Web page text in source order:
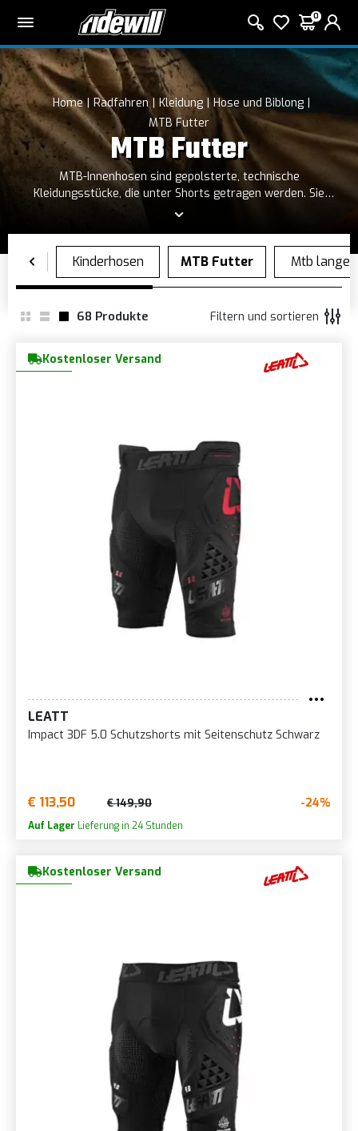
0
Home Radfahren Kleidung
Hose und Biblong
MTB Futter
MTB Futter
MTB-Innenhosen sind gepolsterte, technische
Kleidungsstücke, die unter Shorts getragen werden. Sie
bieten Komfort, reduzieren Reibung und absorbieren Stöße
Materialien, halten sie die Haut trocken und verbessern
Komfort sowie Leistung.
68 Produkte Filtern und sortieren
Kostenloser Versand
LEATT
Impact 3DF 5.0 Schutzshorts mit Seitenschutz Schwarz
€ 113,50 € 149,90 -24%
Auf Lager Lieferung in 24 Stunden
Kostenloser Versand